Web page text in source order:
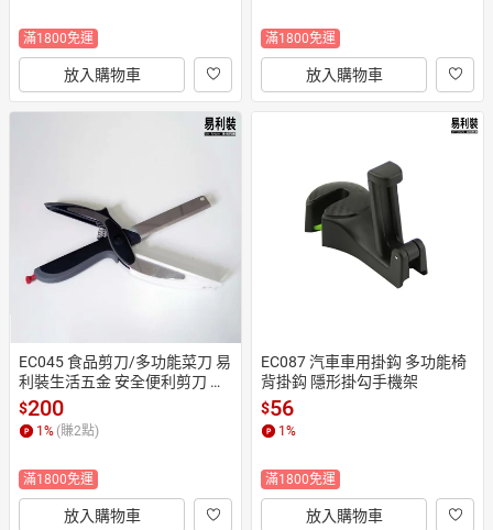
滿1800免運
放入購物車
滿1800免運
放入購物車
EC045 食品剪刀/多功能菜刀 易
利裝生活五金 安全便利剪刀 切
菜 兩用刀「限時大特價」
$200
1% (賺2點)
滿1800免運
放入購物車
EC087 汽車車用掛鈎 多功能椅
背掛鈎 隱形掛勾手機架
$56
1%
滿1800免運
放入購物車